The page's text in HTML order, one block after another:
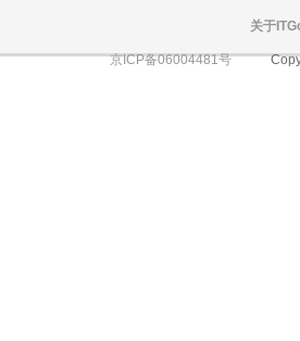
关于
京ICP备06004481号Copyright